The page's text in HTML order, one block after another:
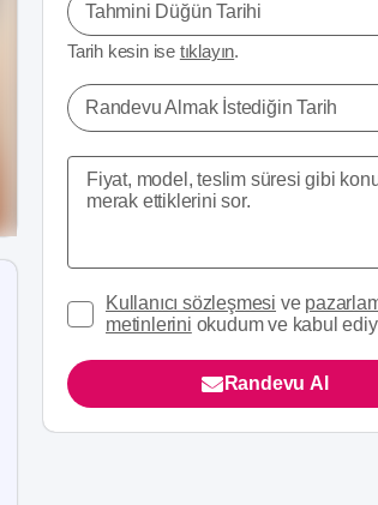
Tahmini Düğün Tarihi
Tarih kesin ise tıklayın.
Randevu Almak İstediğin Tarih
Kullanıcı sözleşmesi ve
metinlerini okudum ve kabul
Randevu Al